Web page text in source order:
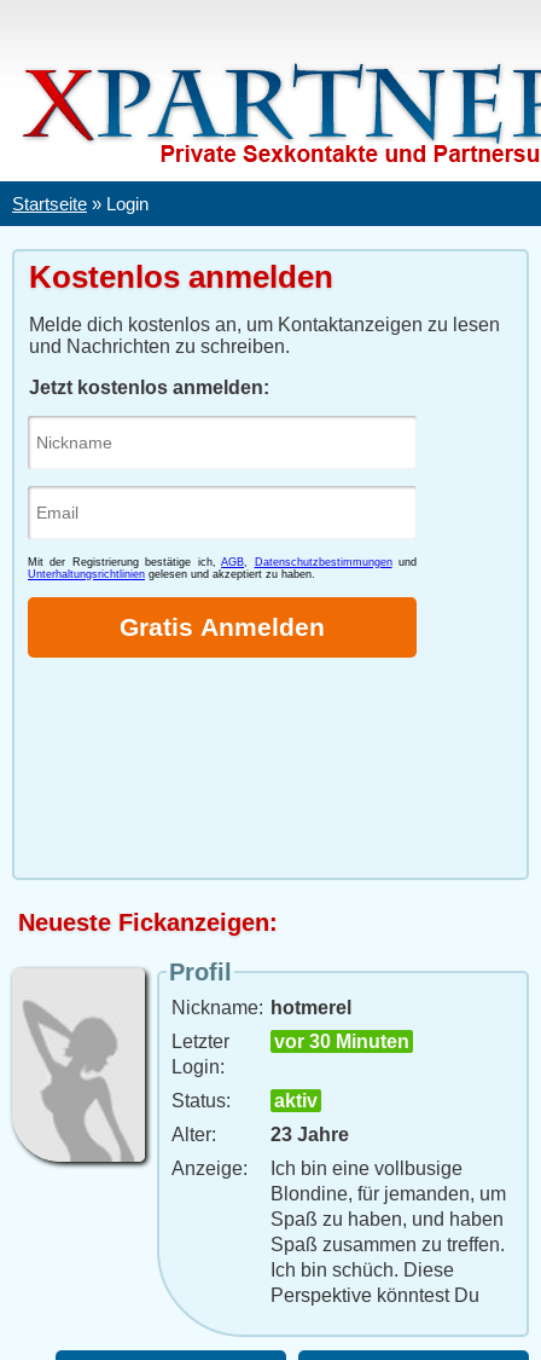
Startseite » Login
Kostenlos anmelden
Melde dich kostenlos an, um Kontaktanzeigen zu lesen
und Nachrichten zu schreiben.
Jetzt kostenlos anmelden:
Neueste Fickanzeigen:
Profil
Nickname: hotmerel
Letzter
Login:
vor 30 Minuten
Status:
aktiv
Alter:
23 Jahre
Anzeige:
Ich bin eine vollbusige
Blondine, für jemanden, um
Spaß zu haben, und haben
Spaß zusammen zu treffen.
Ich bin schüch. Diese
Perspektive könntest Du
genießen... Gefällts?